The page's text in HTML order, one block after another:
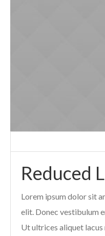
Reduced
Lorem ipsum dolor sit
elit. Donec vestibulum
Ut ultrices aliquet lacus